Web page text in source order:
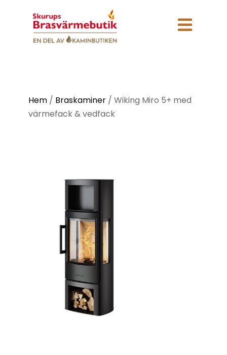

Hem / Braskaminer / Wiking Miro 5+ med
värmefack & vedfack